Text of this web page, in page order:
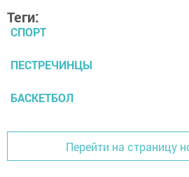
Теги:
СПОРТ
ПЕСТРЕЧИНЦЫ
БАСКЕТБОЛ
Перейти на страницу